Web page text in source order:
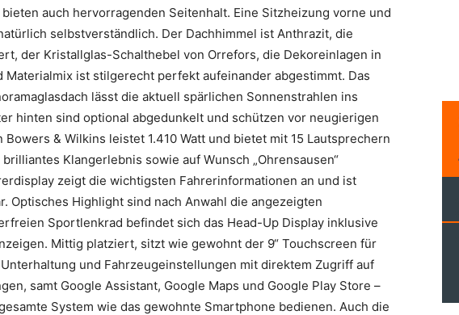
auch hervorragenden Seitenhalt. Eine Sitzheizung vorne und
selbstverständlich. Der Dachhimmel ist Anthrazit, die
der Kristallglas-Schalthebel von Orrefors, die Dekoreinlagen in
Materialmix ist stilgerecht perfekt aufeinander abgestimmt. Das
lässt die aktuell spärlichen Sonnenstrahlen ins
hinten sind optional abgedunkelt und schützen vor neugierigen
Bowers & Wilkins leistet 1.410 Watt und bietet mit 15 Lautsprechern
Klangerlebnis sowie auf Wunsch „Ohrensausen“
zeigt die wichtigsten Fahrerinformationen an und ist
Optisches Highlight sind nach Anwahl die angezeigten
Sportlenkrad befindet sich das Head-Up Display inklusive
Mittig platziert, sitzt wie gewohnt der 9“ Touchscreen für
und Fahrzeugeinstellungen mit direktem Zugriff auf
samt Google Assistant, Google Maps und Google Play Store –
System wie das gewohnte Smartphone bedienen. Auch die